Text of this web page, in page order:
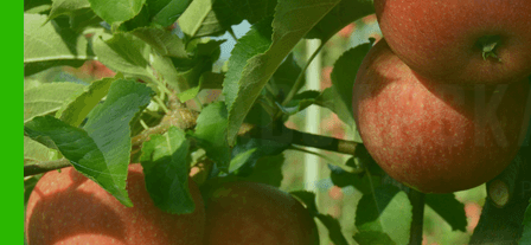
Ponudba
Kmetijska trgovina
O kmetiji